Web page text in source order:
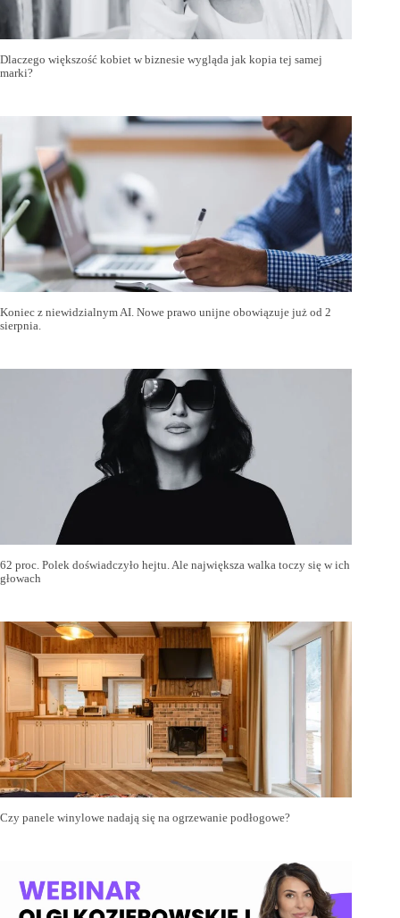
Dlaczego większość kobiet w biznesie wygląda jak kopia tej samej
marki?
Koniec z niewidzialnym AI. Nowe prawo unijne obowiązuje już od 2
sierpnia.
62 proc. Polek doświadczyło hejtu. Ale największa walka toczy się w ich
głowach
Czy panele winylowe nadają się na ogrzewanie podłogowe?